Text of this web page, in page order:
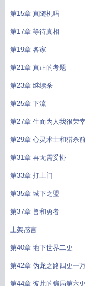
第15章 真随机吗
第17章 等待真相
第19章 各家
第21章 真正的考题
第23章 继续杀
第25章 下流
第27章 生而为人我很荣
第29章 心灵术士和猎杀
第31章 再无需妥协
第33章 打上门
第35章 城下之盟
第37章 兽和勇者
上架感言
第40章 地下世界二更
第42章 伪龙之路四更一
第44章 彼此的骗局第六